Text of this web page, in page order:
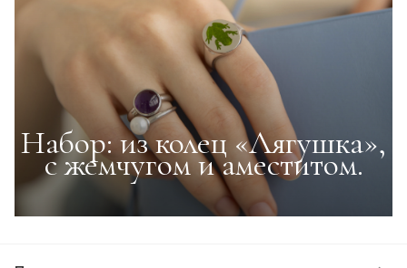
Набор: из колец «Лягушка»,
с жемчугом и аместитом.